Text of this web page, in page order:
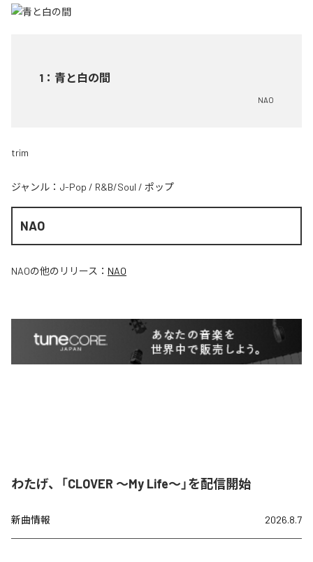
1 ： 青と白の間
NAO
trim
ジャンル： J-Pop / R&B/Soul / ポップ
NAO
NAOの他のリリース： NAO
わたげ、「CLOVER ～My Life～」を配信開始
新曲情報 2026.8.7